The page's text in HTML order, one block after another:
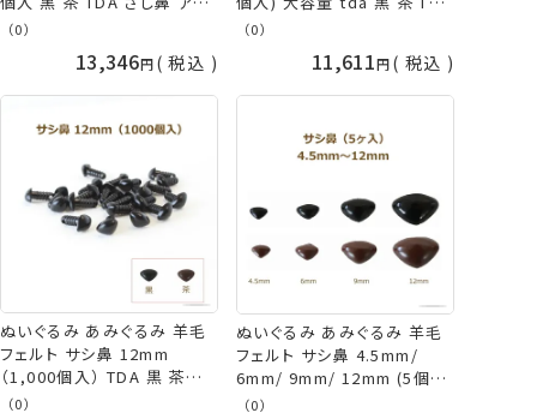
マルノーズ パーツ さし目 取
（0）
13,346 税込
さし鼻 アニマルノーズ パー
くまの鼻 さし目 取寄せ商品
手芸の山久
（0）
11,611 税込
ぬいぐるみ あみぐるみ 羊毛
フェルト サシ鼻 12mm
（1,000個入） TDA 黒 茶
TDA さし鼻 アニマルノーズ
（0）
ぬいぐるみ あみぐるみ 羊毛
フェルト サシ鼻 4.5mm/
6mm/ 9mm/ 12mm (5個入)
黒 茶 TDA さし鼻 アニマルノ
（0）